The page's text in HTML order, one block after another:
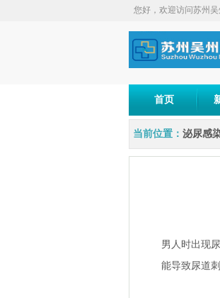
您好，欢迎访问苏州
首页
当前位置： 泌尿感
男人时出现
能导致尿道